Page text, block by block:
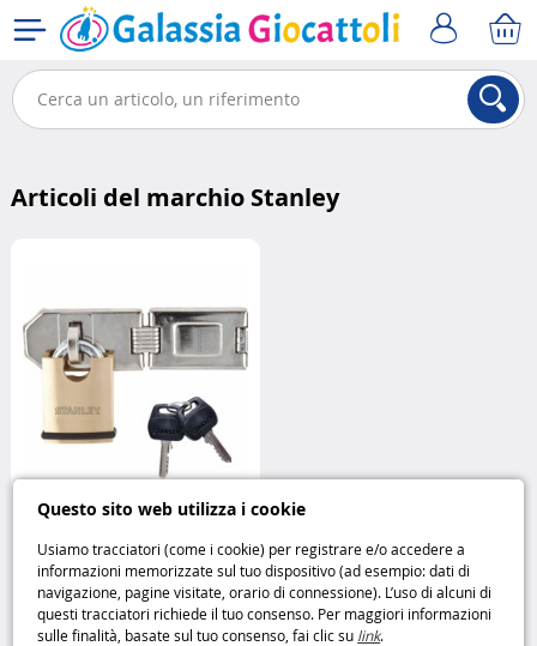
Questo sito web utilizza i cookie
Usiamo tracciatori (come i cookie) per registrare e/o accedere a
informazioni memorizzate sul tuo dispositivo (ad esempio: dati di
navigazione, pagine visitate, orario di connessione). L’uso di alcuni di
questi tracciatori richiede il tuo consenso. Per maggiori informazioni
sulle finalità, basate sul tuo consenso, fai clic su link.
Articoli del marchio Stanley
ottone: sicurezza compatta e
affidabileStanley
19,95€